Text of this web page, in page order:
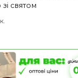
зі святом